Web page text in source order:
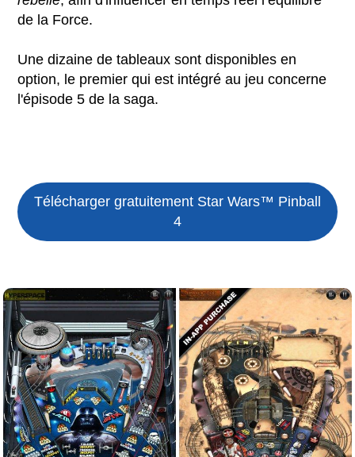
de la Force.
Une dizaine de tableaux sont disponibles en
option, le premier qui est intégré au jeu concerne
l'épisode 5 de la saga.
Télécharger gratuitement Star Wars™ Pinball
4